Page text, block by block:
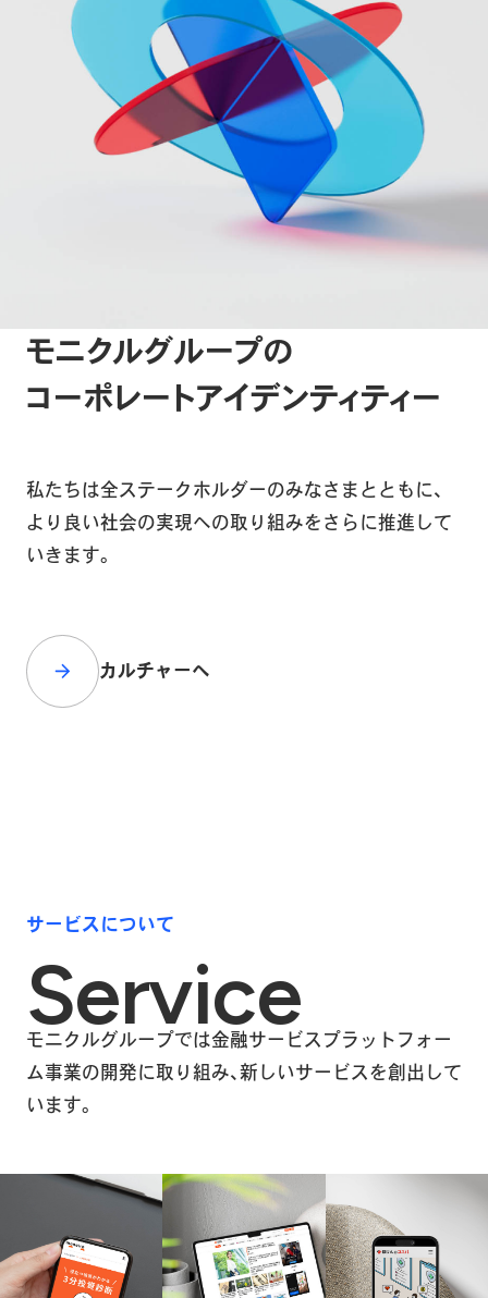
モニクルグループの
コーポレートアイデンティティー
私たちは全ステークホルダーのみなさまとともに、
より良い社会の実現への取り組みをさらに推進して
いきます。
カルチャーへ
サービスについて
Service
モニクルグループでは金融サービスプラットフォー
ム事業の開発に取り組み、 新しいサービスを創出して
います。